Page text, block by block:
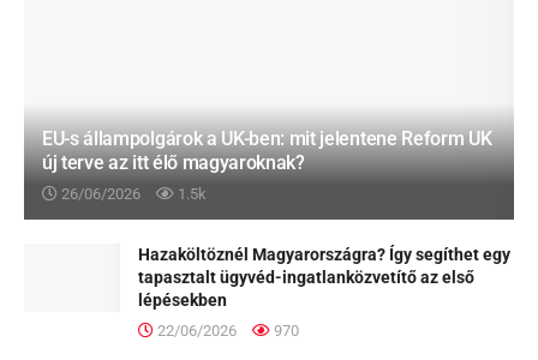
EU-s állampolgárok a UK-ben: mit jelentene Reform UK
új terve az itt élő magyaroknak?
26/06/2026 1.5k
Hazaköltöznél Magyarországra? Így segíthet egy
tapasztalt ügyvéd-ingatlanközvetítő az első
lépésekben
22/06/2026 970